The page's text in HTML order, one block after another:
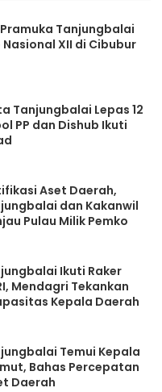
Tanjungbalai
XII di Cibubur
Tanjungbalai Lepas 12
PP dan Dishub Ikuti
Aset Daerah,
dan Kakanwil
Pulau Milik Pemko
Ikuti Raker
Mendagri Tekankan
Kepala Daerah
Temui Kepala
Bahas Percepatan
Daerah